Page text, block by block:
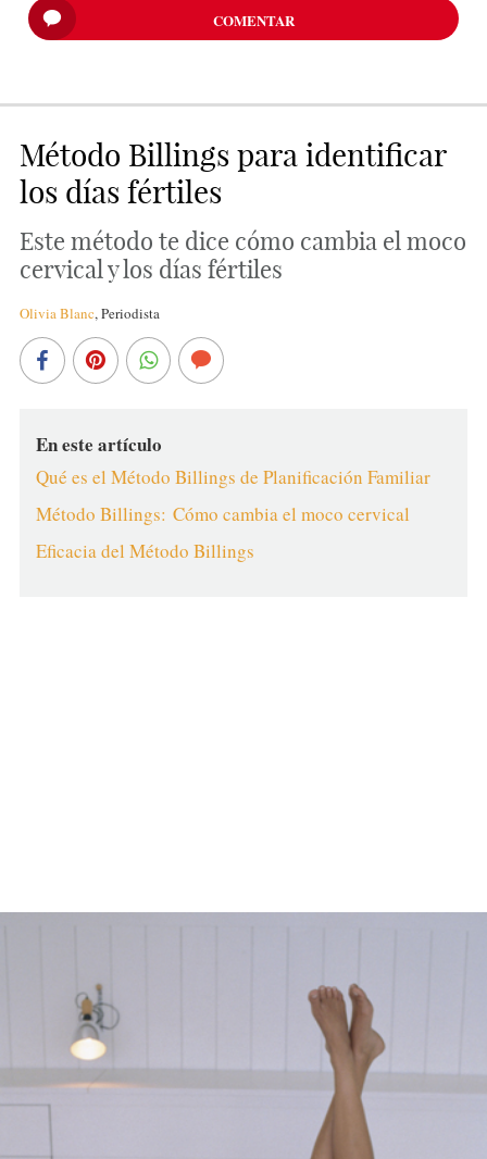
COMENTAR
Método Billings para identificar
los días fértiles
Este método te dice cómo cambia el moco
cervical y los días fértiles
Olivia Blanc,Periodista
En este artículo
Qué es el Método Billings de Planificación Familiar
Método Billings: Cómo cambia el moco cervical
Eficacia del Método Billings